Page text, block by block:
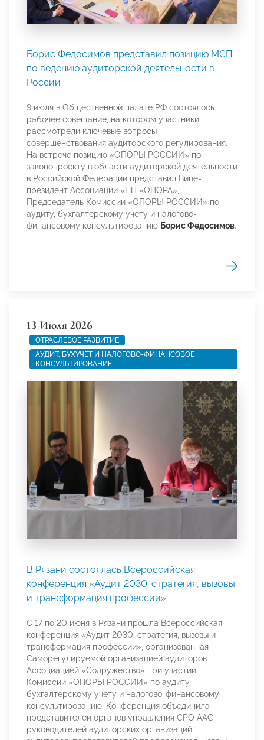
Борис Федосимов представил позицию МСП
по ведению аудиторской деятельности в
России
9 июля в Общественной палате РФ состоялось
рабочее совещание, на котором участники
рассмотрели ключевые вопросы
совершенствования аудиторского регулирования.
На встрече позицию «ОПОРЫ РОССИИ» по
законопроекту в области аудиторской деятельности
в Российской Федерации представил Вице-
президент Ассоциации «НП «ОПОРА»,
Председатель Комиссии «ОПОРЫ РОССИИ» по
аудиту, бухгалтерскому учету и налогово-
финансовому консультированию Борис Федосимов.
13 Июля 2026
ОТРАСЛЕВОЕ РАЗВИТИЕ
АУДИТ, БУХУЧЕТ И НАЛОГОВО-ФИНАНСОВОЕ
КОНСУЛЬТИРОВАНИЕ
В Рязани состоялась Всероссийская
конференция «Аудит 2030: стратегия, вызовы
и трансформация профессии»
С 17 по 20 июня в Рязани прошла Всероссийская
конференция «Аудит 2030: стратегия, вызовы и
трансформация профессии», организованная
Саморегулируемой организацией аудиторов
Ассоциацией «Содружество» при участии
Комиссии «ОПОРЫ РОССИИ» по аудиту,
бухгалтерскому учету и налогово-финансовому
консультированию. Конференция объединила
представителей органов управления СРО ААС,
руководителей аудиторских организаций,